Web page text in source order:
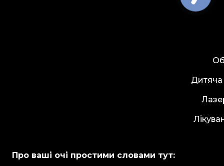
Дитяча
Про ваші очі простими словами тут: